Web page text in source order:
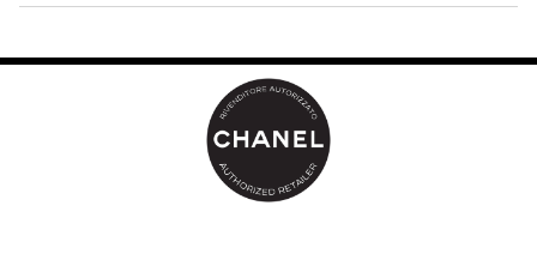
immagina un ombretto che offre 3 diverse modalità di
creare una grande varietà di look make up.
Una consistenza in polvere sensoriale, leggera e ultra-delicata, la
cui formula arricchita con olio di salvia dona confort e assicura
una lunga tenuta fino a 8 ore*. In un solo gesto, il colore veste la
zona dello sguardo su cui si applica. L’ombretto si fonde